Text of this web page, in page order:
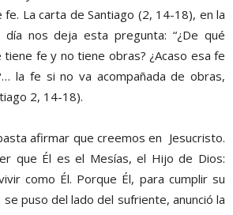
La carta de Santiago (2, 14-18), enla
día nos deja esta pregunta:“¿De qué
tiene fe y no tiene obras? ¿Acaso esa fe
la fe si no va acompañada de obras,
iago 2, 14-18).
afirmar que creemos en Jesucristo.
que Él es el Mesías, el Hijo de Dios:
como Él. Porque Él, para cumplir su
se puso del lado del sufriente, anunció la